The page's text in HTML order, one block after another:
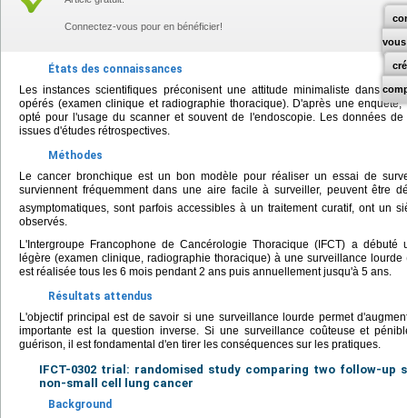
vous
Connectez-vous pour en bénéficier!
États des connaissances
Les instances scientifiques préconisent une attitude minimaliste dans la
opérés (examen clinique et radiographie thoracique). D'après une
opté pour l'usage du scanner et souvent de l'endoscopie. Les données
issues d'études rétrospectives.
Méthodes
Le cancer bronchique est un bon modèle pour réaliser un essai de
surviennent fréquemment dans une aire facile à surveiller, peuvent être
asymptomatiques, sont parfois accessibles à un traitement curatif, ont un
observés.
L'Intergroupe Francophone de Cancérologie Thoracique (IFCT) a
légère (examen clinique, radiographie thoracique) à une surveillance
est réalisée tous les 6 mois pendant 2 ans puis annuellement jusqu'à 5 ans.
Résultats attendus
L'objectif principal est de savoir si une surveillance lourde permet
importante est la question inverse. Si une surveillance coûteuse et
guérison, il est fondamental d'en tirer les conséquences sur les pratiques.
IFCT-0302 trial: randomised study comparing two follow-up
non-small cell lung cancer
Background